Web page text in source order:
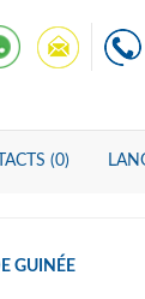
(0)
GUINÉE